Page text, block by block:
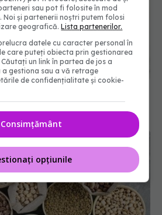
și scorțișoară pot interfera
sau pot fi folosite în mod
Noi și partenerii noștri putem folosi
geografică.Lista partenerilor.
datele cu caracter personal în
care puteți obiecta prin gestionarea
un link în partea de jos a
gestiona sau a vă retrage
de confidențialitate și cookie-
Consimțământ
opțiunile